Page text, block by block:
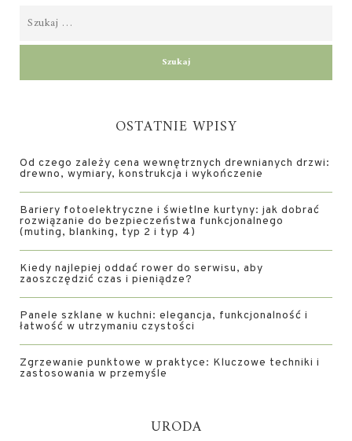
OSTATNIE WPISY
Od czego zależy cena wewnętrznych drewnianych drzwi:
drewno, wymiary, konstrukcja i wykończenie
Bariery fotoelektryczne i świetlne kurtyny: jak dobrać
rozwiązanie do bezpieczeństwa funkcjonalnego
(muting, blanking, typ 2 i typ 4)
Kiedy najlepiej oddać rower do serwisu, aby
zaoszczędzić czas i pieniądze?
Panele szklane w kuchni: elegancja, funkcjonalność i
łatwość w utrzymaniu czystości
Zgrzewanie punktowe w praktyce: Kluczowe techniki i
zastosowania w przemyśle
URODA